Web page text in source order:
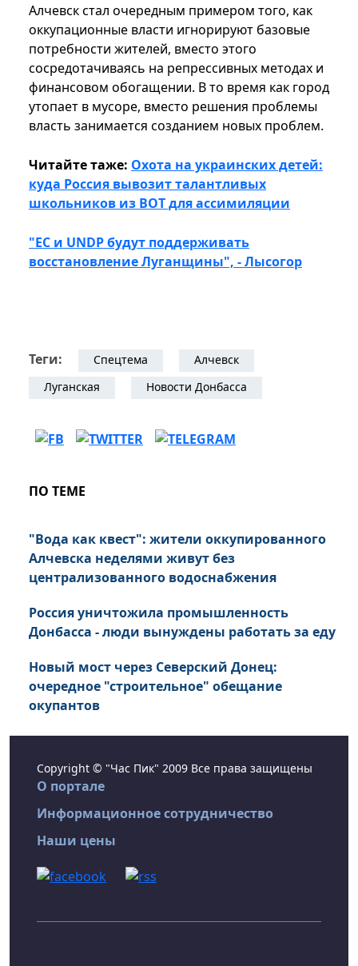
Алчевск стал очередным примером того, как
оккупационные власти игнорируют базовые
потребности жителей, вместо этого
сосредотачиваясь на репрессивных методах и
финансовом обогащении. В то время как город
утопает в мусоре, вместо решения проблемы
власть занимается созданием новых проблем.
Читайте таже: Охота на украинских детей:
куда Россия вывозит талантливых
школьников из ВОТ для ассимиляции
"ЕС и UNDP будут поддерживать
восстановление Луганщины", - Лысогор
Теги: Спецтема
Алчевск
Луганская
Новости Донбасса
ПО ТЕМЕ
"Вода как квест": жители оккупированного
Алчевска неделями живут без
централизованного водоснабжения
Россия уничтожила промышленность
Донбасса - люди вынуждены работать за еду
Новый мост через Северский Донец:
очередное "строительное" обещание
окупантов
Copyright © "Час Пик" 2009 Все права защищены
О портале
Информационное сотрудничество
Наши цены